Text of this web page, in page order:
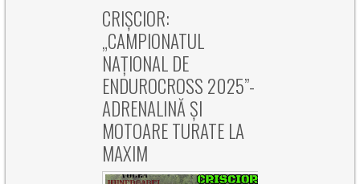
CRIȘCIOR:
„CAMPIONATUL
NAȚIONAL DE
ENDUROCROSS 2025”-
ADRENALINĂ ȘI
MOTOARE TURATE LA
MAXIM